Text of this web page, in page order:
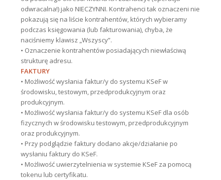
odwracalna!) jako NIECZYNNI. Kontrahenci tak oznaczeni nie
pokazują się na liście kontrahentów, których wybieramy
podczas księgowania (lub fakturowania), chyba, że
naciśniemy klawisz „Wszyscy”.
• Oznaczenie kontrahentów posiadających niewłaściwą
strukturę adresu.
FAKTURY
• Możliwość wysłania faktur/y do systemu KSeF w
środowisku, testowym, przedprodukcyjnym oraz
produkcyjnym.
• Możliwość wysłania faktur/y do systemu KSeF dla osób
fizycznych w środowisku testowym, przedprodukcyjnym
oraz produkcyjnym.
• Przy podglądzie faktury dodano akcje/działanie po
wysłaniu faktury do KSeF.
• Możliwość uwierzytelnienia w systemie KSeF za pomocą
tokenu lub certyfikatu.